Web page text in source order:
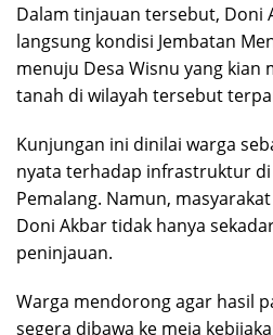
​Dalam tinjauan tersebut, Doni
langsung kondisi Jembatan
menuju Desa Wisnu yang
tanah di wilayah tersebut
​Kunjungan ini dinilai warga
nyata terhadap infrastruktur
Pemalang. Namun,
Doni Akbar tidak hanya
peninjauan.
​Warga mendorong agar hasil
segera dibawa ke meja